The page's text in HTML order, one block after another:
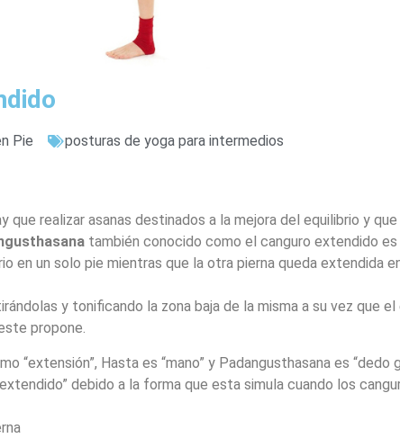
Pie posturas de yoga para intermedios
que realizar asanas destinados a la mejora del equilibrio y
también conocido como el canguro extendido es
en un solo pie mientras que la otra pierna queda extendida
y tonificando la zona baja de la misma a su vez que el
propone.
“extensión”, Hasta es “mano” y Padangusthasana es “dedo
debido a la forma que esta simula cuando los